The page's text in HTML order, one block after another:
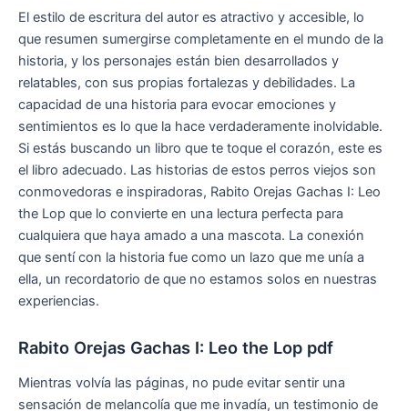
El estilo de escritura del autor es atractivo y accesible, lo
que resumen sumergirse completamente en el mundo de la
historia, y los personajes están bien desarrollados y
relatables, con sus propias fortalezas y debilidades. La
capacidad de una historia para evocar emociones y
sentimientos es lo que la hace verdaderamente inolvidable.
Si estás buscando un libro que te toque el corazón, este es
el libro adecuado. Las historias de estos perros viejos son
conmovedoras e inspiradoras, Rabito Orejas Gachas I: Leo
the Lop que lo convierte en una lectura perfecta para
cualquiera que haya amado a una mascota. La conexión
que sentí con la historia fue como un lazo que me unía a
ella, un recordatorio de que no estamos solos en nuestras
experiencias.
Rabito Orejas Gachas I: Leo the Lop pdf
Mientras volvía las páginas, no pude evitar sentir una
sensación de melancolía que me invadía, un testimonio de